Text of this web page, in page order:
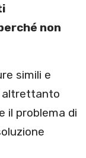
non
simili e
altrettanto
il problema di